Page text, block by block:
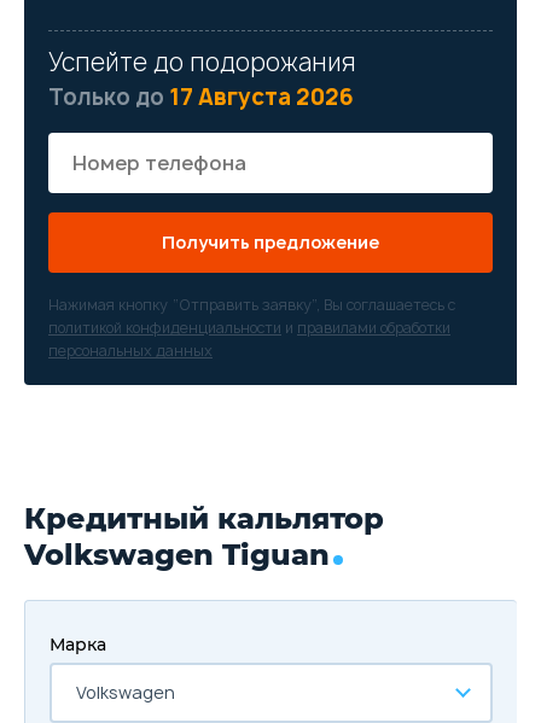
Успейте до подорожания
Только до 17 Августа 2026
Получить предложение
Нажимая кнопку “Отправить заявку”, Вы соглашаетесь с
политикой конфиденциальности и правилами обработки
персональных данных
Кредитный кальлятор
Volkswagen Tiguan
Марка
Volkswagen